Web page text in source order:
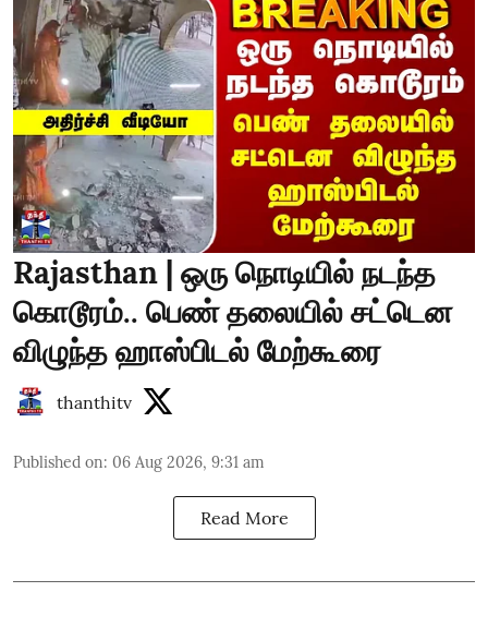
Rajasthan | ஒரு நொடியில் நடந்த
கொடூரம்.. பெண் தலையில் சட்டென
விழுந்த ஹாஸ்பிடல் மேற்கூரை
thanthitv
Published on: 06 Aug 2026, 9:31 am
Read More